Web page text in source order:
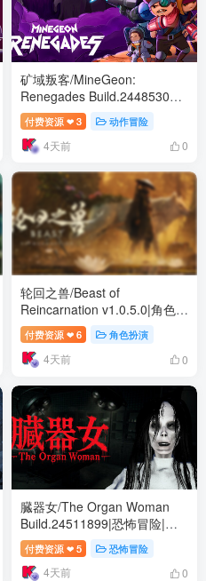
矿域叛客/MineGeon:
Renegades Build.24485304|
动作冒险|容量781B|免安装绿
色中文版
付费资源 ❤ 3 动作冒险
4天前 0
评
轮回之兽/Beast of
Reincarnation v1.0.5.0|角色扮
演|容量32.6GB|免安装绿色中
文版
付费资源 ❤ 6 角色扮演
4天前 0
臓器女/The Organ Woman
Build.24511899|恐怖冒险|容
量4.3GB|免安装绿色中文版
付费资源 ❤ 5 恐怖冒险
4天前 0